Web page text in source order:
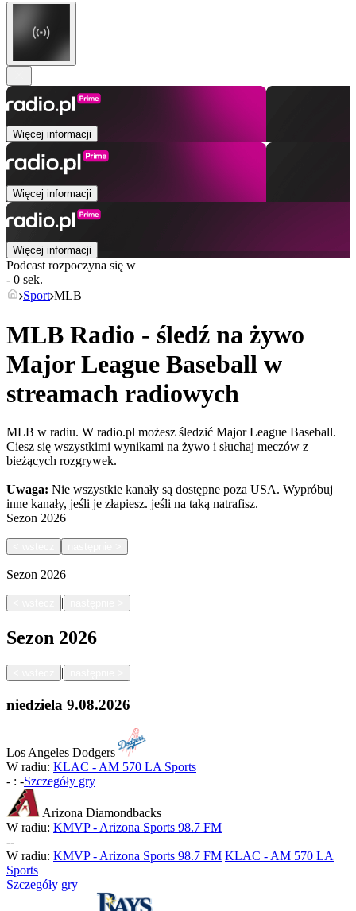
Więcej informacji
Więcej informacji
Więcej informacji
Podcast rozpoczyna się w
- 0 sek.
Sport MLB
MLB Radio - śledź na żywo
Major League Baseball w
streamach radiowych
MLB w radiu. W radio.pl możesz śledzić Major League Baseball.
Ciesz się wszystkimi wynikami na żywo i słuchaj meczów z
bieżących rozgrywek.
Uwaga: Nie wszystkie kanały są dostępne poza USA. Wypróbuj
inne kanały, jeśli je złapiesz. jeśli na taką natrafisz.
Sezon 2026
Sezon 2026
|
Sezon 2026
|
niedziela 9.08.2026
Los Angeles Dodgers
W radiu: KLAC - AM 570 LA Sports
- : -Szczegóły gry
Arizona Diamondbacks
W radiu: KMVP - Arizona Sports 98.7 FM
--
W radiu: KMVP - Arizona Sports 98.7 FM KLAC - AM 570 LA
Sports
Szczegóły gry